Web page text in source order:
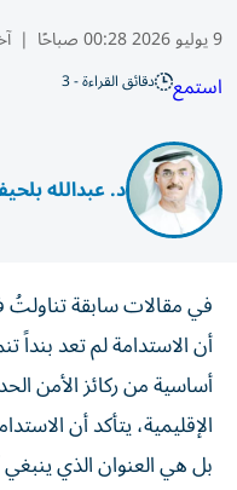
9 يوليو 2026 00:28 صباحًا |
استمع دقائق القراءة - 3
د. عبدالله
في مقالات سابقة
أن الاستدامة لم تعد
أساسية من ركائز الأمن
الإقليمية، يتأكد أن
بل هي العنوان الذي